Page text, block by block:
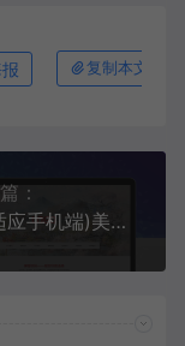
复制本文链接
：
(自适应手机端)美术培训机构网站模板 画室画廊网站源码下载